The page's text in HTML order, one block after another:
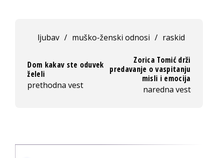
ljubav / muško-ženski odnosi / raskid
Dom kakav ste oduvek
želeli
prethodna vest
Zorica Tomić drži
predavanje o vaspitanju
misli i emocija
naredna vest